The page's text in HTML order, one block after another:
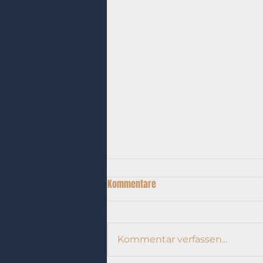
Kommentare
Kommentar verfassen...